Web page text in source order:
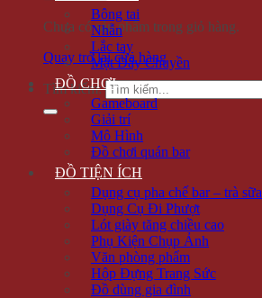
Chưa có sản phẩm trong giỏ hàng.
Quay trở lại cửa hàng
Tìm kiếm:
Bông tai
Nhẫn
Lắc tay
Mặt Dây Chuyền
ĐỒ CHƠI
Gameboard
Giải trí
Mô Hình
Đồ chơi quán bar
ĐỒ TIỆN ÍCH
Dụng cụ pha chế bar – trà sữa
Dụng Cụ Đi Phượt
Lót giày tăng chiều cao
Phụ Kiện Chụp Ảnh
Văn phòng phẩm
Hộp Đựng Trang Sức
Đồ dùng gia đình